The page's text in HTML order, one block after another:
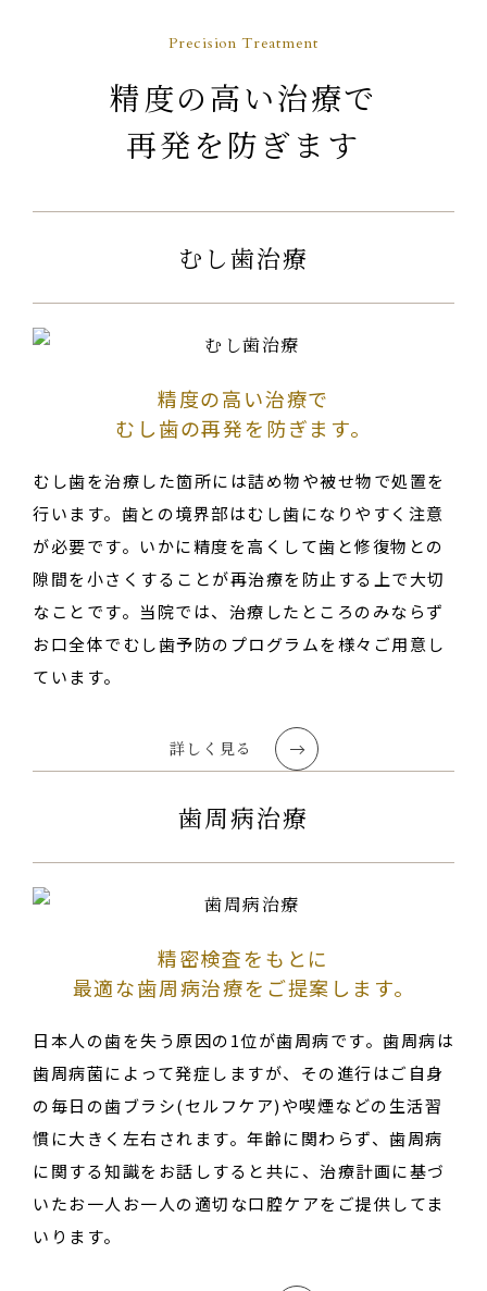
Precision Treatment
精度の高い治療で
再発を防ぎます
むし歯治療
精度の高い治療で
むし歯の再発を防ぎます。
むし歯を治療した箇所には詰め物や被せ物で処置を
行います。歯との境界部はむし歯になりやすく注意
が必要です。いかに精度を高くして歯と修復物との
隙間を小さくすることが再治療を防止する上で大切
なことです。当院では、治療したところのみならず
お口全体でむし歯予防のプログラムを様々ご用意し
ています。
詳しく見る
歯周病治療
精密検査をもとに
最適な歯周病治療をご提案します。
日本人の歯を失う原因の1位が歯周病です。歯周病は
歯周病菌によって発症しますが、その進行はご自身
の毎日の歯ブラシ(セルフケア)や喫煙などの生活習
慣に大きく左右されます。年齢に関わらず、歯周病
に関する知識をお話しすると共に、治療計画に基づ
いたお一人お一人の適切な口腔ケアをご提供してま
いります。